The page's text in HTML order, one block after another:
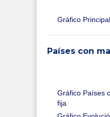
Gráfico
Países con
Gráfico Países
fija